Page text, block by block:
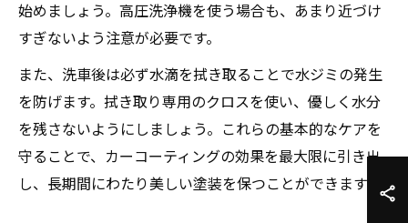
始めましょう。高圧洗浄機を使う場合も、あまり近づけ
すぎないよう注意が必要です。
また、洗車後は必ず水滴を拭き取ることで水ジミの発生
を防げます。拭き取り専用のクロスを使い、優しく水分
を残さないようにしましょう。これらの基本的なケアを
守ることで、カーコーティングの効果を最大限に引き出
し、長期間にわたり美しい塗装を保つことができます。